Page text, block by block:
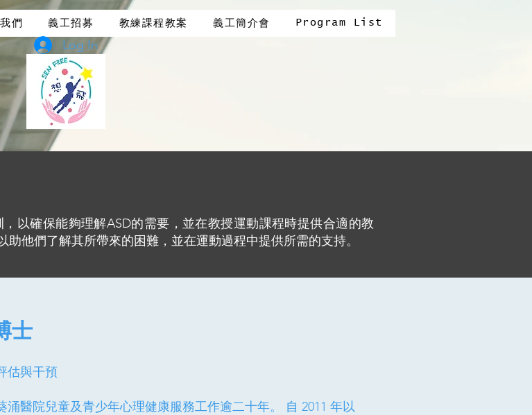
們 義工招募 教練課程教案 義工簡介會 Program List
Log In
以確保能夠理解ASD的需要，並在教授運動課程時提供合適的教
他們了解其所帶來的困難，並在運動過程中提供所需的支持。
士
估與干預
涌醫院兒童及青少年心理健康服務工作逾二十年。 自 2011 年以